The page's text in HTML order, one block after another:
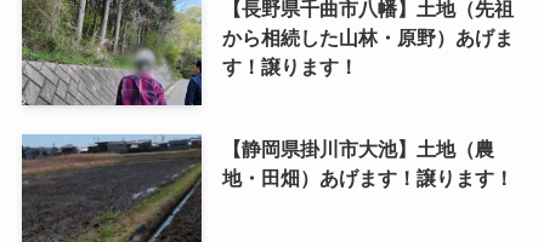
【長野県千曲市八幡】土地（先祖
から相続した山林・原野）あげま
す！譲ります！
【静岡県掛川市大池】土地（農
地・田畑）あげます！譲ります！